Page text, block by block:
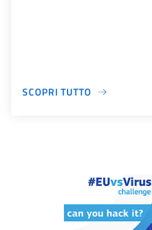
SCOPRI TUTTO